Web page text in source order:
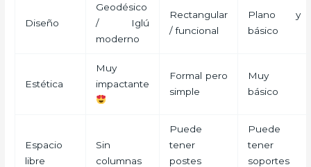
Diseño
Geodésico
/ Iglú
moderno
Rectangular
/ funcional
Plano y
básico
Estética
Muy
impactante
Formal pero
simple
Muy
básico
Espacio
libre
Sin
columnas
Puede
tener
postes
Puede
tener
soportes